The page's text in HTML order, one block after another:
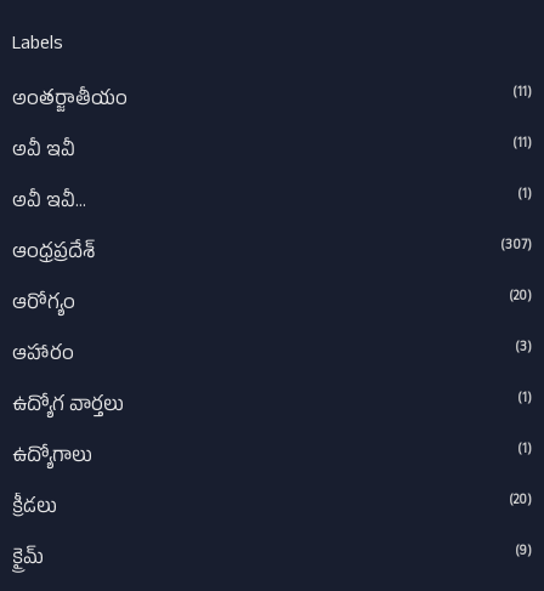
Labels
అంతర్జాతీయం
(11)
అవీ ఇవీ (11)
అవీ ఇవీ... (1)
ఆంధ్రప్రదేశ్‌ (307)
ఆరోగ్యం (20)
ఆహారం (3)
ఉద్యోగ వార్తలు (1)
ఉద్యోగాలు (1)
క్రీడలు (20)
క్రైమ్ (9)